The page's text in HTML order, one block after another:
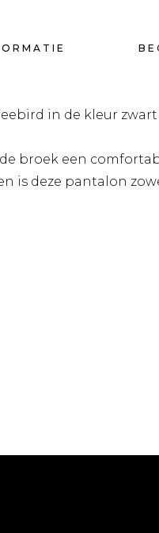
in de kleur zwart
broek een
is deze pantalon